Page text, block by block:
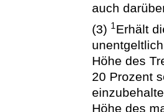
auch
(3) 1Erhält
Höhe des
20 Prozent
Höhe des